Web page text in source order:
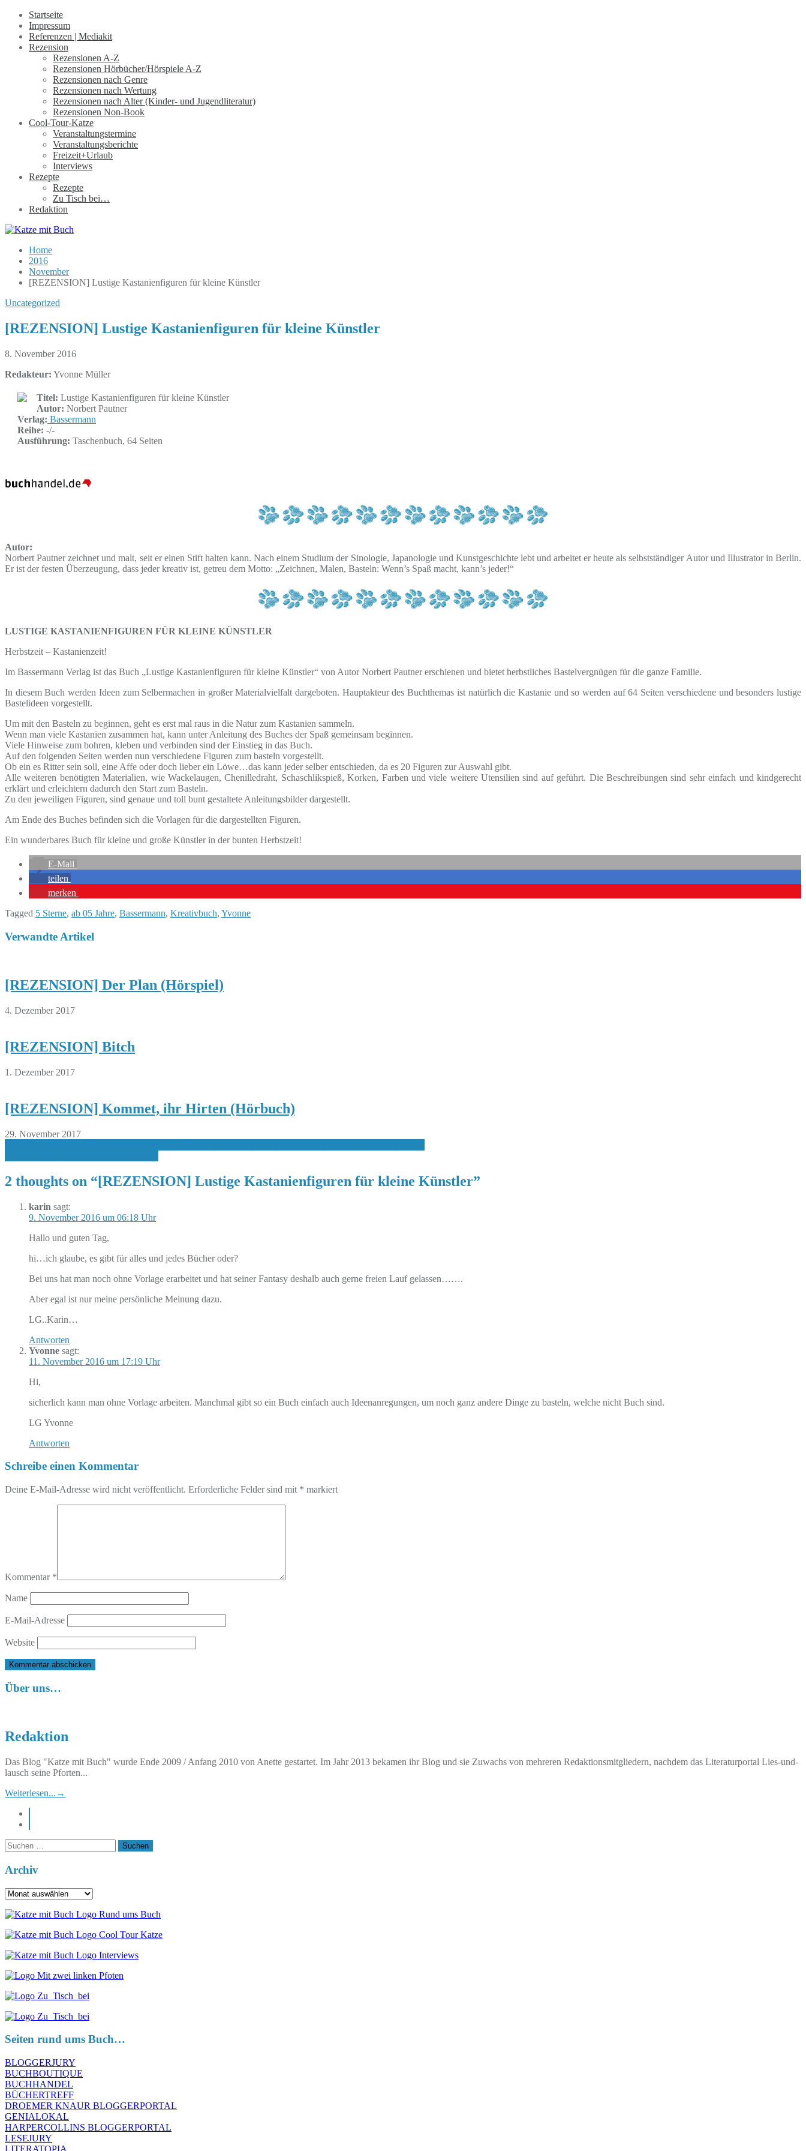
Startseite
Impressum
Referenzen | Mediakit
Rezension
Rezensionen A-Z
Rezensionen Hörbücher/Hörspiele A-Z
Rezensionen nach Genre
Rezensionen nach Wertung
Rezensionen nach Alter (Kinder- und Jugendliteratur)
Rezensionen Non-Book
Cool-Tour-Katze
Veranstaltungstermine
Veranstaltungsberichte
Freizeit+Urlaub
Interviews
Rezepte
Rezepte
Zu Tisch bei…
Redaktion
Home
2016
November
[REZENSION] Lustige Kastanienfiguren für kleine Künstler
Uncategorized
[REZENSION] Lustige Kastanienfiguren für kleine Künstler
8. November 2016
Redakteur: Yvonne Müller
Titel: Lustige Kastanienfiguren für kleine Künstler
Autor: Norbert Pautner
Verlag: Bassermann
Reihe: -/-
Ausführung: Taschenbuch, 64 Seiten
Autor:
Norbert Pautner zeichnet und malt, seit er einen Stift halten kann. Nach einem Studium der Sinologie, Japanologie und Kunstgeschichte lebt und arbeitet er heute als selbstständiger Autor und Illustrator in Berlin.
Er ist der festen Überzeugung, dass jeder kreativ ist, getreu dem Motto: „Zeichnen, Malen, Basteln: Wenn’s Spaß macht, kann’s jeder!“
LUSTIGE KASTANIENFIGUREN FÜR KLEINE KÜNSTLER
Herbstzeit – Kastanienzeit!
Im Bassermann Verlag ist das Buch „Lustige Kastanienfiguren für kleine Künstler“ von Autor Norbert Pautner erschienen und bietet herbstliches Bastelvergnügen für die ganze Familie.
In diesem Buch werden Ideen zum Selbermachen in großer Materialvielfalt dargeboten. Hauptakteur des Buchthemas ist natürlich die Kastanie und so werden auf 64 Seiten verschiedene und besonders lustige
Bastelideen vorgestellt.
Um mit den Basteln zu beginnen, geht es erst mal raus in die Natur zum Kastanien sammeln.
Wenn man viele Kastanien zusammen hat, kann unter Anleitung des Buches der Spaß gemeinsam beginnen.
Viele Hinweise zum bohren, kleben und verbinden sind der Einstieg in das Buch.
Auf den folgenden Seiten werden nun verschiedene Figuren zum basteln vorgestellt.
Ob ein es Ritter sein soll, eine Affe oder doch lieber ein Löwe…das kann jeder selber entschieden, da es 20 Figuren zur Auswahl gibt.
Alle weiteren benötigten Materialien, wie Wackelaugen, Chenilledraht, Schaschlikspieß, Korken, Farben und viele weitere Utensilien sind auf geführt. Die Beschreibungen sind sehr einfach und kindgerecht
erklärt und erleichtern dadurch den Start zum Basteln.
Zu den jeweiligen Figuren, sind genaue und toll bunt gestaltete Anleitungsbilder dargestellt.
Am Ende des Buches befinden sich die Vorlagen für die dargestellten Figuren.
Ein wunderbares Buch für kleine und große Künstler in der bunten Herbstzeit!
E-Mail
teilen
merken
Tagged 5 Sterne, ab 05 Jahre, Bassermann, Kreativbuch, Yvonne
Verwandte Artikel
[REZENSION] Der Plan (Hörspiel)
4. Dezember 2017
[REZENSION] Bitch
1. Dezember 2017
[REZENSION] Kommet, ihr Hirten (Hörbuch)
29. November 2017
2 thoughts on “[REZENSION] Lustige Kastanienfiguren für kleine Künstler”
karin sagt:
9. November 2016 um 06:18 Uhr
Hallo und guten Tag,
hi…ich glaube, es gibt für alles und jedes Bücher oder?
Bei uns hat man noch ohne Vorlage erarbeitet und hat seiner Fantasy deshalb auch gerne freien Lauf gelassen…….
Aber egal ist nur meine persönliche Meinung dazu.
LG..Karin…
Antworten
Yvonne sagt:
11. November 2016 um 17:19 Uhr
Hi,
sicherlich kann man ohne Vorlage arbeiten. Manchmal gibt so ein Buch einfach auch Ideenanregungen, um noch ganz andere Dinge zu basteln, welche nicht Buch sind.
LG Yvonne
Antworten
Schreibe einen Kommentar
Deine E-Mail-Adresse wird nicht veröffentlicht. Erforderliche Felder sind mit * markiert
Kommentar *
Name
E-Mail-Adresse
Website
Über uns…
Redaktion
Das Blog "Katze mit Buch" wurde Ende 2009 / Anfang 2010 von Anette gestartet. Im Jahr 2013 bekamen ihr Blog und sie Zuwachs von mehreren Redaktionsmitgliedern, nachdem das Literaturportal Lies-und-
lausch seine Pforten...
Weiterlesen... →
Suchen
nach:
Archiv
Archiv
Seiten rund ums Buch…
BLOGGERJURY
BUCHBOUTIQUE
BUCHHANDEL
BÜCHERTREFF
DROEMER KNAUR BLOGGERPORTAL
GENIALOKAL
HARPERCOLLINS BLOGGERPORTAL
LESEJURY
LITERATOPIA